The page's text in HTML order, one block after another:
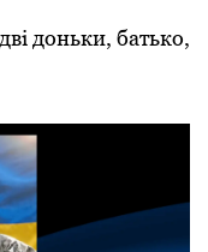
доньки, батько,